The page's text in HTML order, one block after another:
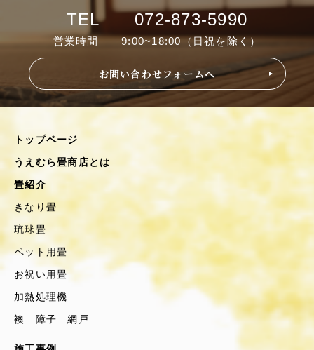
TEL 072-873-5990
営業時間 9:00~18:00（日祝を除く）
お問い合わせフォームへ
トップページ
うえむら畳商店とは
畳紹介
きなり畳
琉球畳
ペット用畳
お祝い用畳
加熱処理機
襖 障子 網戸